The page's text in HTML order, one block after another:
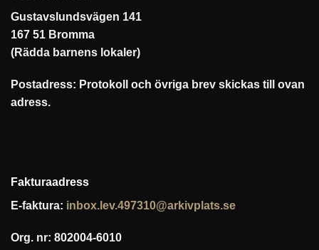
Gustavslundsvägen 141
167 51 Bromma
(Rädda barnens lokaler)
Postadress: Protokoll och övriga brev skickas till ovan
adress.
Fakturaadress
E-faktura: inbox.lev.497310@arkivplats.se
Org. nr: 802004-6010